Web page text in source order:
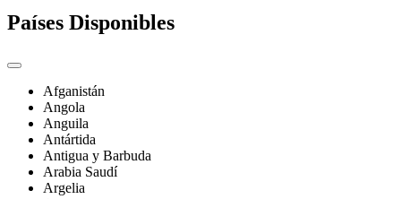
Países Disponibles
Afganistán
Angola
Anguila
Antártida
Antigua y Barbuda
Arabia Saudí
Argelia